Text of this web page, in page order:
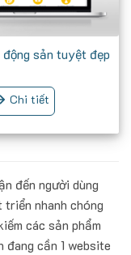
sản tuyệt đẹp
Chi tiết
đến người dùng
triển nhanh chóng
các sản phẩm
đang cần 1 website